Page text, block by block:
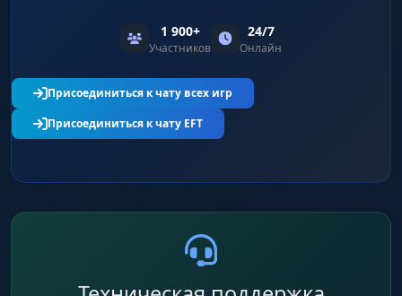
1 900+
Участников
24/7
Онлайн
Присоединиться к чату всех игр
Присоединиться к чату EFT